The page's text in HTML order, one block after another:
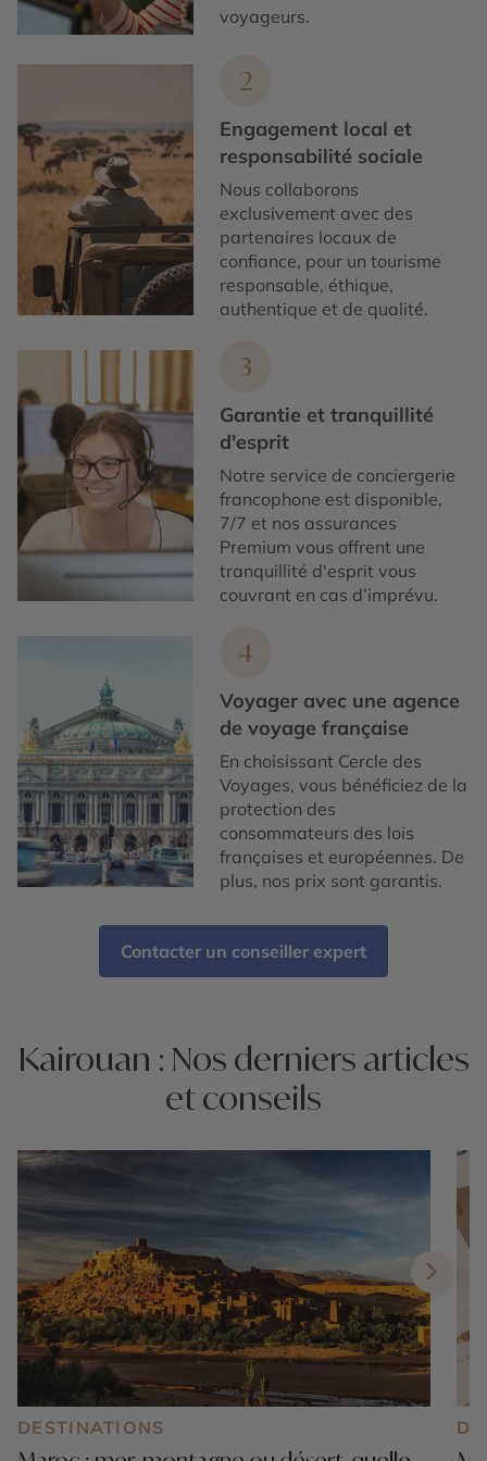
voyageurs.
2
Engagement local et
responsabilité sociale
Nous collaborons
exclusivement avec des
partenaires locaux de
confiance, pour un tourisme
responsable, éthique,
authentique et de qualité.
3
Garantie et tranquillité
d'esprit
Notre service de conciergerie
francophone est disponible,
7/7 et nos assurances
Premium vous offrent une
tranquillité d'esprit vous
couvrant en cas d’imprévu.
4
Voyager avec une agence
de voyage française
En choisissant Cercle des
Voyages, vous bénéficiez de la
protection des
consommateurs des lois
françaises et européennes. De
plus, nos prix sont garantis.
Contacter un conseiller expert
Kairouan : Nos derniers articles
et conseils
DESTINATIONS